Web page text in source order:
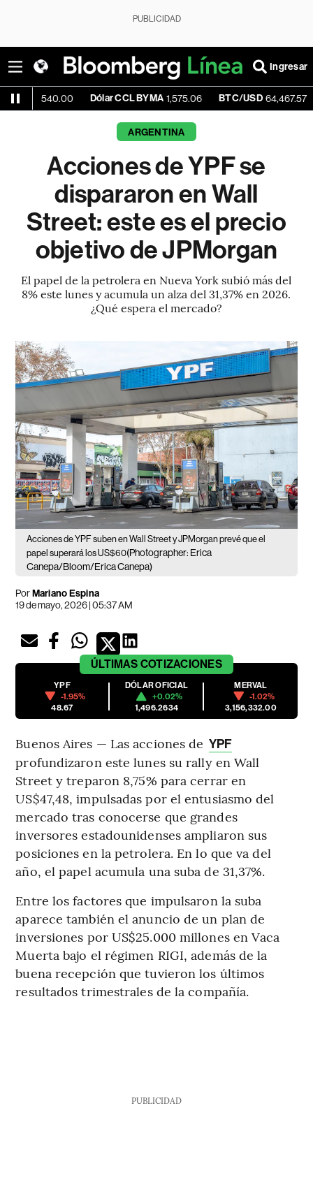
PUBLICIDAD
Ingresar
Dólar CCL BYMA 1,575.06 BTC/USD 64,467.57 -0.49%
ARGENTINA
Acciones de YPF se
dispararon en Wall
Street: este es el precio
objetivo de JPMorgan
El papel de la petrolera en Nueva York subió más del
8% este lunes y acumula un alza del 31,37% en 2026.
¿Qué espera el mercado?
Acciones de YPF suben en Wall Street y JPMorgan prevé que el
papel superará los US$60(Photographer: Erica
Canepa/Bloom/Erica Canepa)
PorMariano Espina
19 de mayo, 2026 | 05:37 AM
ÚLTIMAS COTIZACIONES
YPF
-1.95%
48.67
DÓLAR OFICIAL
+0.02%
1,496.2634
MERVAL
-1.02%
3,156,332.00
Buenos Aires — Las acciones de YPF
profundizaron este lunes su rally en Wall
Street y treparon 8,75% para cerrar en
US$47,48, impulsadas por el entusiasmo del
mercado tras conocerse que grandes
inversores estadounidenses ampliaron sus
posiciones en la petrolera. En lo que va del
año, el papel acumula una suba de 31,37%.
Entre los factores que impulsaron la suba
aparece también el anuncio de un plan de
inversiones por US$25.000 millones en Vaca
Muerta bajo el régimen RIGI, además de la
buena recepción que tuvieron los últimos
resultados trimestrales de la compañía.
PUBLICIDAD